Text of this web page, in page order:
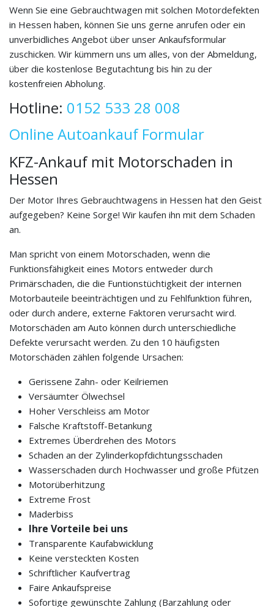
Wenn Sie eine Gebrauchtwagen mit solchen Motordefekten
in Hessen haben, können Sie uns gerne anrufen oder ein
unverbidliches Angebot über unser Ankaufsformular
zuschicken. Wir kümmern uns um alles, von der Abmeldung,
über die kostenlose Begutachtung bis hin zu der
kostenfreien Abholung.
Hotline: 0152 533 28 008
Online Autoankauf Formular
KFZ-Ankauf mit Motorschaden in
Hessen
Der Motor Ihres Gebrauchtwagens in Hessen hat den Geist
aufgegeben? Keine Sorge! Wir kaufen ihn mit dem Schaden
an.
Man spricht von einem Motorschaden, wenn die
Funktionsfähigkeit eines Motors entweder durch
Primärschaden, die die Funtionstüchtigkeit der internen
Motorbauteile beeinträchtigen und zu Fehlfunktion führen,
oder durch andere, externe Faktoren verursacht wird.
Motorschäden am Auto können durch unterschiedliche
Defekte verursacht werden. Zu den 10 häufigsten
Motorschäden zählen folgende Ursachen:
Gerissene Zahn- oder Keilriemen
Versäumter Ölwechsel
Hoher Verschleiss am Motor
Falsche Kraftstoff-Betankung
Extremes Überdrehen des Motors
Schaden an der Zylinderkopfdichtungsschaden
Wasserschaden durch Hochwasser und große Pfützen
Motorüberhitzung
Extreme Frost
Maderbiss
Ihre Vorteile bei uns
Transparente Kaufabwicklung
Keine versteckten Kosten
Schriftlicher Kaufvertrag
Faire Ankaufspreise
Sofortige gewünschte Zahlung (Barzahlung oder